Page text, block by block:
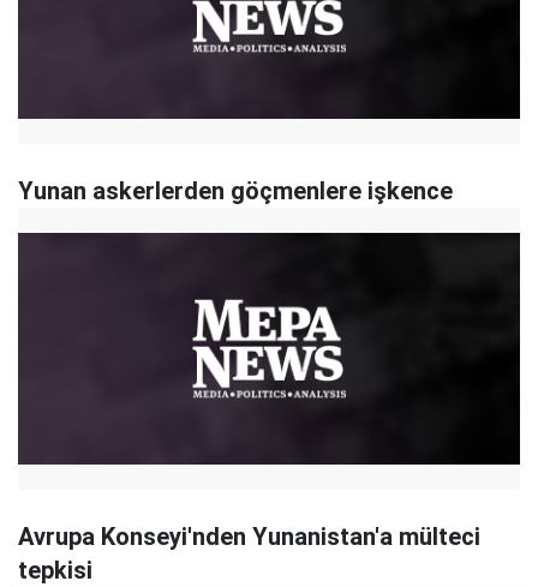
Yunan askerlerden göçmenlere işkence
Avrupa Konseyi'nden Yunanistan'a mülteci
tepkisi